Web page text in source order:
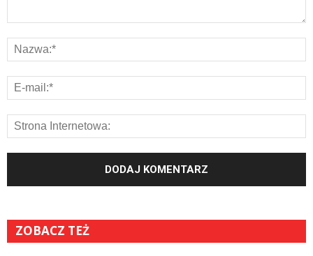
ZOBACZ TEŻ